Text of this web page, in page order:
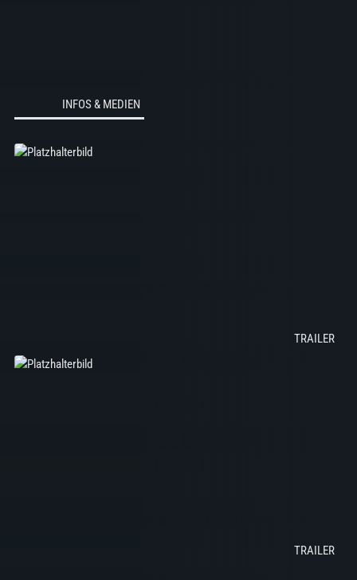
INFOS & MEDIEN